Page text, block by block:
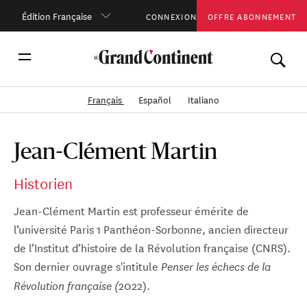
Édition Française CONNEXION OFFRE ABONNEMENT
Français Español Italiano
Jean-Clément Martin
Historien
Jean-Clément Martin est professeur émérite de
l’université Paris 1 Panthéon-Sorbonne, ancien directeur
de l’Institut d’histoire de la Révolution française (CNRS).
Son dernier ouvrage s'intitule Penser les échecs de la
Révolution française (2022).